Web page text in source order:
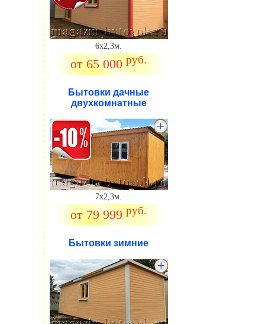
6х2,3м.
от 65 000руб.
Бытовки дачные
двухкомнатные
.
7х2,3м.
от 79 999руб.
Бытовки зимние